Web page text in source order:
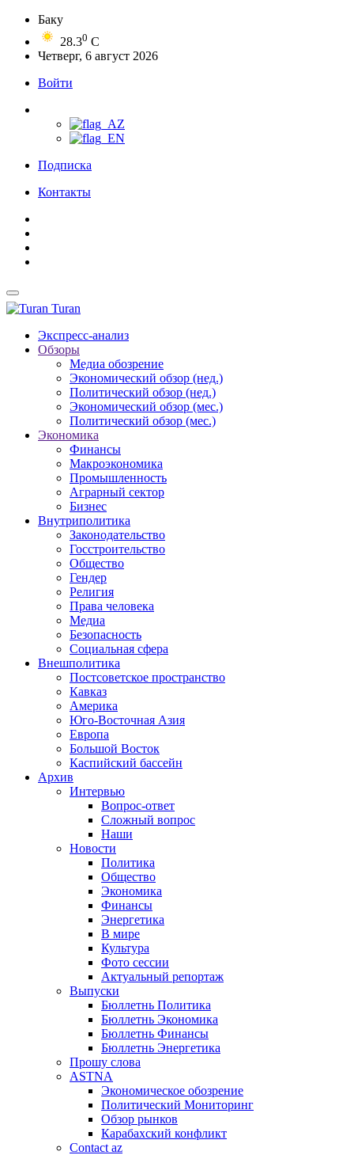
Баку
28.30 C
Четверг, 6 август 2026
Войти
Подписка
Контакты
Turan
Экспресс-анализ
Обзоры
Медиа обозрение
Экономический обзор (нед.)
Политический обзор (нед.)
Экономический обзор (мес.)
Политический обзор (мес.)
Экономика
Финансы
Макроэкономика
Промышленность
Аграрный сектор
Бизнес
Внутриполитика
Законодательство
Госстроительство
Общество
Гендер
Религия
Права человека
Медиа
Безопасность
Социальная сфера
Внешполитика
Постсоветское пространство
Кавказ
Америка
Юго-Восточная Азия
Европа
Большой Восток
Каспийский бассейн
Архив
Интервью
Вопрос-ответ
Сложный вопрос
Наши
Новости
Политика
Общество
Экономика
Финансы
Энергетика
В мире
Культура
Фото сессии
Актуальный репортаж
Выпуски
Бюллетнь Политика
Бюллетнь Экономика
Бюллетнь Финансы
Бюллетнь Энергетика
Прошу слова
ASTNA
Экономическое обозрение
Политический Мониторинг
Обзор рынков
Карабахский конфликт
Contact az